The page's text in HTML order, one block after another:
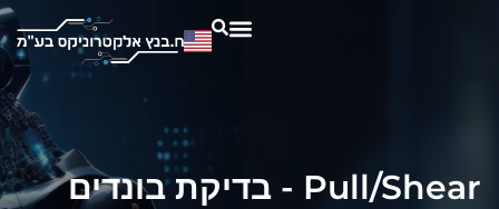
בדיקת בונדים - Pull/Shear